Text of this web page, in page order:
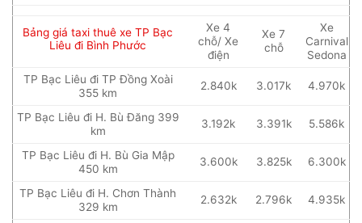
Bảng giá taxi thuê xe TP Bạc
Liêu đi Bình Phước
Xe 4
chỗ/ Xe
điện
Xe 7
chỗ
Xe
Carnival
Sedona
TP Bạc Liêu đi TP Đồng Xoài
355 km
2.840k 3.017k 4.970k
TP Bạc Liêu đi H. Bù Đăng 399
km
3.192k 3.391k 5.586k
TP Bạc Liêu đi H. Bù Gia Mập
450 km
3.600k 3.825k 6.300k
TP Bạc Liêu đi H. Chơn Thành
329 km
2.632k 2.796k 4.935k